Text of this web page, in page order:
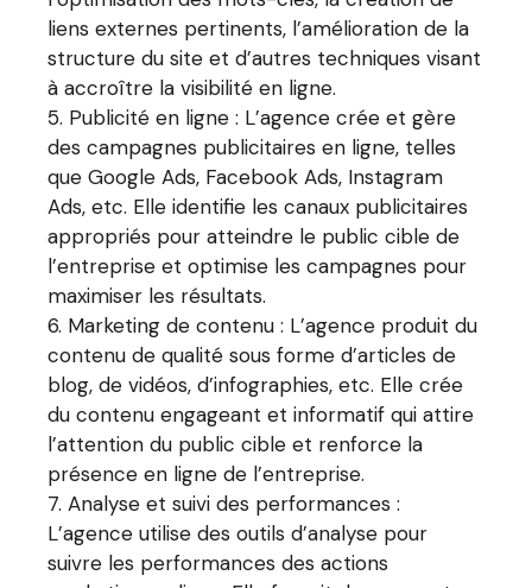
liens externes pertinents, l’amélioration de la
structure du site et d’autres techniques visant
à accroître la visibilité en ligne.
Publicité en ligne : L’agence crée et gère
des campagnes publicitaires en ligne, telles
que Google Ads, Facebook Ads, Instagram
Ads, etc. Elle identifie les canaux publicitaires
appropriés pour atteindre le public cible de
l’entreprise et optimise les campagnes pour
maximiser les résultats.
Marketing de contenu : L’agence produit du
contenu de qualité sous forme d’articles de
blog, de vidéos, d’infographies, etc. Elle crée
du contenu engageant et informatif qui attire
l’attention du public cible et renforce la
présence en ligne de l’entreprise.
Analyse et suivi des performances :
L’agence utilise des outils d’analyse pour
suivre les performances des actions